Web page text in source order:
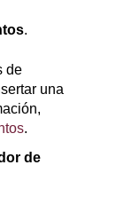
.
de
una
.
de